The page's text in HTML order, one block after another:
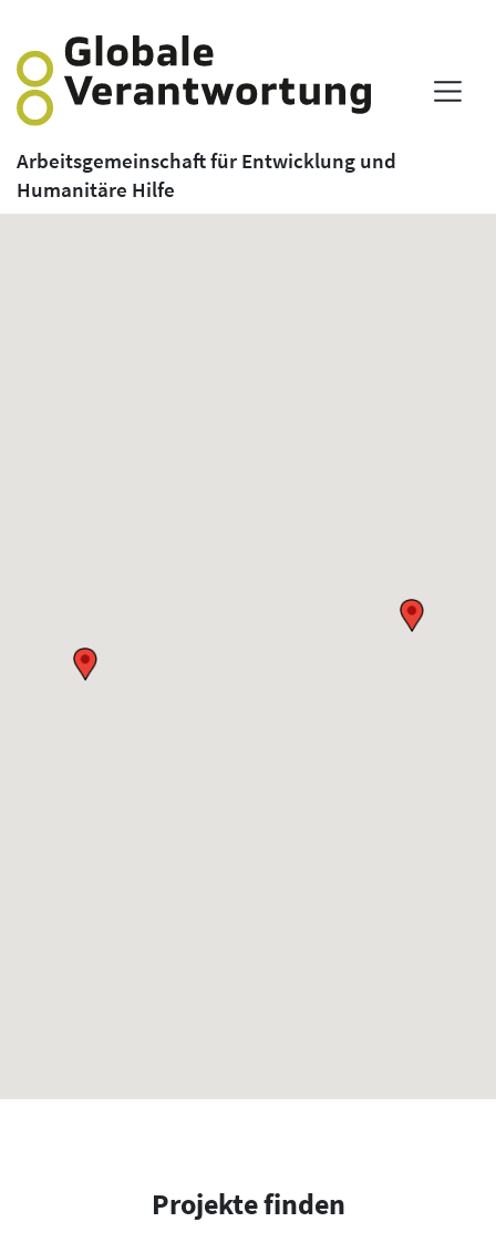
Arbeitsgemeinschaft für Entwicklung und
Humanitäre Hilfe
Projekte finden